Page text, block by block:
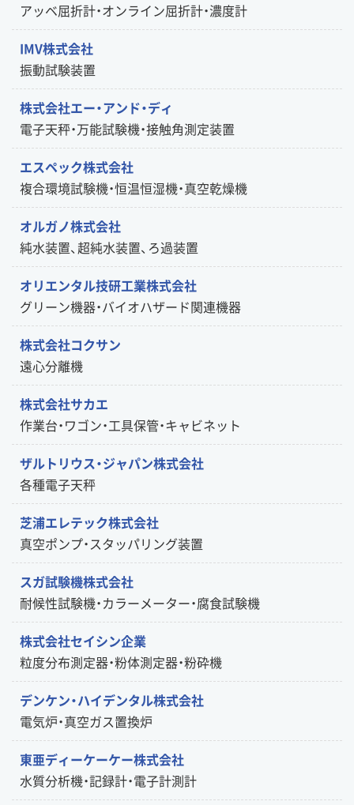
アッベ屈折計・オンライン屈折計・濃度計
IMV株式会社
振動試験装置
株式会社エー・アンド・ディ
電子天秤・万能試験機・接触角測定装置
エスペック株式会社
複合環境試験機・恒温恒湿機・真空乾燥機
オルガノ株式会社
純水装置、超純水装置、ろ過装置
オリエンタル技研工業株式会社
グリーン機器・バイオハザード関連機器
株式会社コクサン
遠心分離機
株式会社サカエ
作業台・ワゴン・工具保管・キャビネット
ザルトリウス・ジャパン株式会社
各種電子天秤
芝浦エレテック株式会社
真空ポンプ・スタッパリング装置
スガ試験機株式会社
耐候性試験機・カラーメーター・腐食試験機
株式会社セイシン企業
粒度分布測定器・粉体測定器・粉砕機
デンケン・ハイデンタル株式会社
電気炉・真空ガス置換炉
東亜ディーケーケー株式会社
水質分析機・記録計・電子計測計